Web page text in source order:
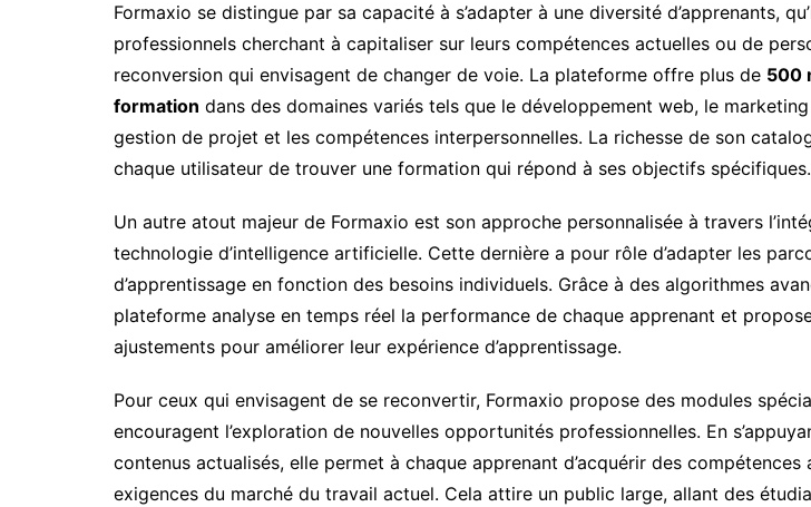
Formaxio se distingue par sa capacité à s’adapter à une diversité d’apprenants,
professionnels cherchant à capitaliser sur leurs compétences actuelles ou de
reconversion qui envisagent de changer de voie. La plateforme offre plus de 500
formation dans des domaines variés tels que le développement web, le
gestion de projet et les compétences interpersonnelles. La richesse de son
chaque utilisateur de trouver une formation qui répond à ses objectifs spécifiques.
Un autre atout majeur de Formaxio est son approche personnalisée à travers
technologie d’intelligence artificielle. Cette dernière a pour rôle d’adapter les
d’apprentissage en fonction des besoins individuels. Grâce à des algorithmes
plateforme analyse en temps réel la performance de chaque apprenant et
ajustements pour améliorer leur expérience d’apprentissage.
Pour ceux qui envisagent de se reconvertir, Formaxio propose des modules
encouragent l’exploration de nouvelles opportunités professionnelles. En
contenus actualisés, elle permet à chaque apprenant d’acquérir des compétences
exigences du marché du travail actuel. Cela attire un public large, allant des